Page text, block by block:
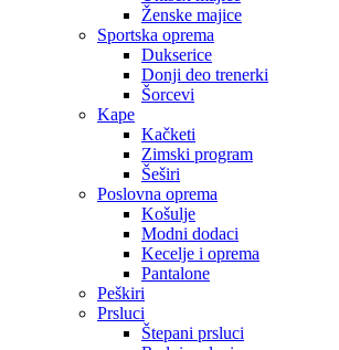
Ženske majice
Sportska oprema
Dukserice
Donji deo trenerki
Šorcevi
Kape
Kačketi
Zimski program
Šeširi
Poslovna oprema
Košulje
Modni dodaci
Kecelje i oprema
Pantalone
Peškiri
Prsluci
Štepani prsluci